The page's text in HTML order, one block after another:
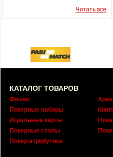
Читать все
КАТАЛОГ ТОВАРОВ
Фишки
Покерные наборы
Игральные карты
Покерные столы
Покер атрибутика